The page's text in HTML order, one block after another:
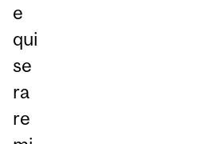
e
qui
se
ra
re